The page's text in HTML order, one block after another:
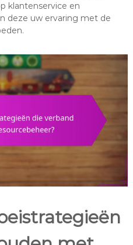
klantenservice en
deze uw ervaring met de